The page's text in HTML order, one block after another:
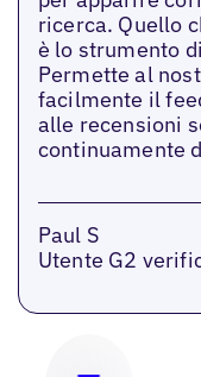
ricerca. Quello
è lo strumento
Permette al
facilmente il
alle recensioni
continuamente
Paul S
Utente G2